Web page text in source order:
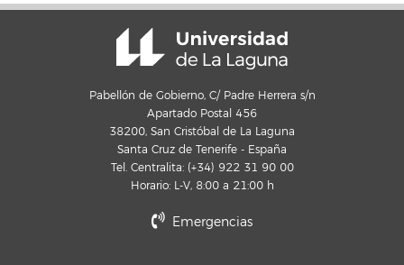
Pabellón de Gobierno, C/ Padre Herrera s/n
Apartado Postal 456
38200, San Cristóbal de La Laguna
Santa Cruz de Tenerife - España
Tel. Centralita: (+34) 922 31 90 00
Horario: L-V, 8:00 a 21:00 h
Emergencias